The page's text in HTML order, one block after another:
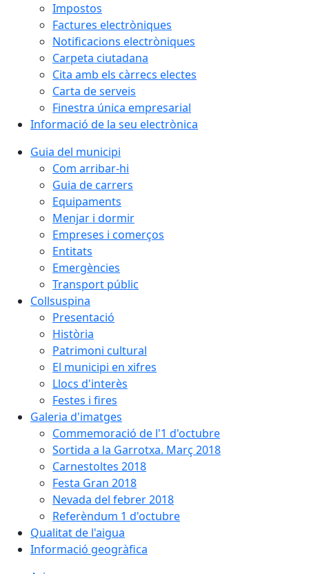
Impostos
Factures electròniques
Notificacions electròniques
Carpeta ciutadana
Cita amb els càrrecs electes
Carta de serveis
Finestra única empresarial
Informació de la seu electrònica
Guia del municipi
Com arribar-hi
Guia de carrers
Equipaments
Menjar i dormir
Empreses i comerços
Entitats
Emergències
Transport públic
Collsuspina
Presentació
Història
Patrimoni cultural
El municipi en xifres
Llocs d'interès
Festes i fires
Galeria d'imatges
Commemoració de l'1 d'octubre
Sortida a la Garrotxa. Març 2018
Carnestoltes 2018
Festa Gran 2018
Nevada del febrer 2018
Referèndum 1 d'octubre
Qualitat de l'aigua
Informació geogràfica